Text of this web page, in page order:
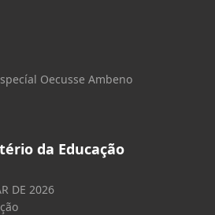
Oecusse Ambeno
da Educação
DE 2026